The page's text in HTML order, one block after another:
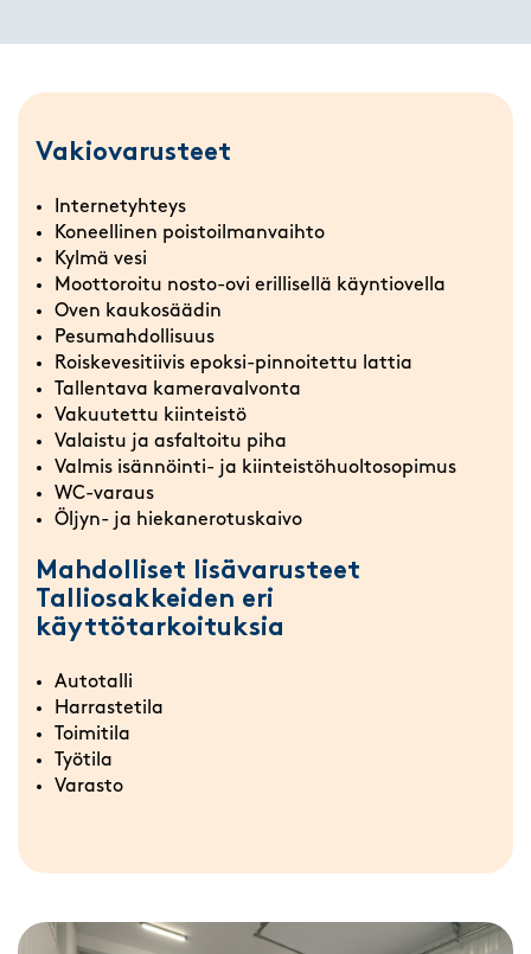
Vakiovarusteet
Internetyhteys
Koneellinen poistoilmanvaihto
Kylmä vesi
Moottoroitu nosto-ovi erillisellä käyntiovella
Oven kaukosäädin
Pesumahdollisuus
Roiskevesitiivis epoksi-pinnoitettu lattia
Tallentava kameravalvonta
Vakuutettu kiinteistö
Valaistu ja asfaltoitu piha
Valmis isännöinti- ja kiinteistöhuoltosopimus
WC-varaus
Öljyn- ja hiekanerotuskaivo
Mahdolliset lisävarusteet
Talliosakkeiden eri
käyttötarkoituksia
Autotalli
Harrastetila
Toimitila
Työtila
Varasto